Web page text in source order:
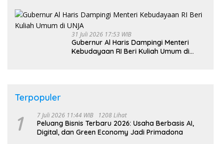
31 Juli 2026 17:53 WIB
Gubernur Al Haris Dampingi Menteri
Kebudayaan RI Beri Kuliah Umum di
Terpopuler
1 7 Juli 2026 11:44 WIB 1208 Lihat
Peluang Bisnis Terbaru 2026: Usaha Berbasis AI,
Digital, dan Green Economy Jadi Primadona